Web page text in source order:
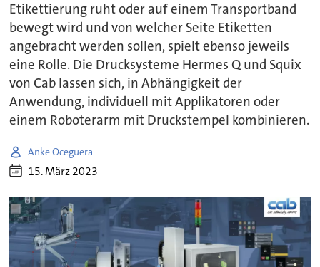
Etikettierung ruht oder auf einem Transportband
bewegt wird und von welcher Seite Etiketten
angebracht werden sollen, spielt ebenso jeweils
eine Rolle. Die Drucksysteme Hermes Q und Squix
von Cab lassen sich, in Abhängigkeit der
Anwendung, individuell mit Applikatoren oder
einem Roboterarm mit Druckstempel kombinieren.
Anke Oceguera
15. März 2023